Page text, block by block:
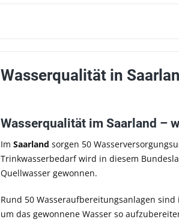
Wasserqualität in
Wasserqualität im Saarland –
Im Saarland sorgen 50
Trinkwasserbedarf wird in diesem
Quellwasser gewonnen.
Rund 50 Wasseraufbereitungsanlagen
um das gewonnene Wasser so